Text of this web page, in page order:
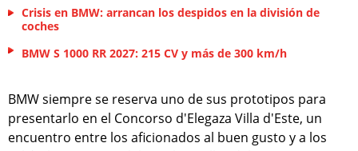
Crisis en BMW: arrancan los despidos en la división de
coches
BMW S 1000 RR 2027: 215 CV y más de 300 km/h
BMW siempre se reserva uno de sus prototipos para
presentarlo en el Concorso d'Elegaza Villa d'Este, un
encuentro entre los aficionados al buen gusto y a los